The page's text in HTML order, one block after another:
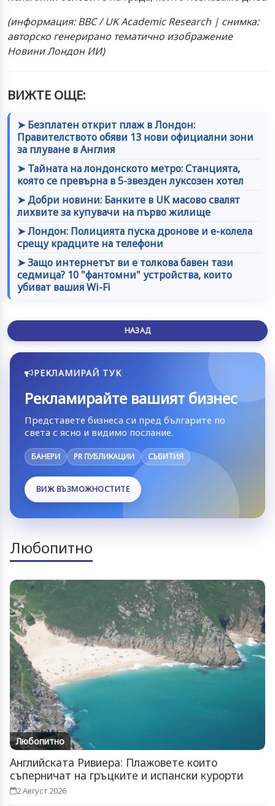
(информация: BBC / UK Academic Research | снимка:
авторско генерирано тематично изображение
Новини Лондон ИИ)
ВИЖТЕ ОЩЕ:
➤ Безплатен открит плаж в Лондон:
Правителството обяви 13 нови официални зони
за плуване в Англия
➤ Тайната на лондонското метро: Станцията,
която се превърна в 5-звезден луксозен хотел
➤ Добри новини: Банките в UK масово свалят
лихвите за купувачи на първо жилище
➤ Лондон: Полицията пуска дронове и е-колела
срещу крадците на телефони
➤ Защо интернетът ви е толкова бавен тази
седмица? 10 "фантомни" устройства, които
убиват вашия Wi-Fi
НАЗАД
РЕКЛАМИРАЙ ТУК
Рекламирайте вашият бизнес
Представете бизнеса си пред българите по
света с ясно и видимо послание.
БАНЕРИ PR ПУБЛИКАЦИИ СЪБИТИЯ
ВИЖ ВЪЗМОЖНОСТИТЕ
Любопитно
Любопитно
Английската Ривиера: Плажовете които
съперничат на гръцките и испански курорти
2 Август 2026